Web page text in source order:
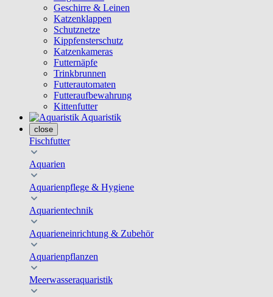
Geschirre & Leinen
Katzenklappen
Schutznetze
Kippfensterschutz
Katzenkameras
Futternäpfe
Trinkbrunnen
Futterautomaten
Futteraufbewahrung
Kittenfutter
Aquaristik
close
Fischfutter
Aquarien
Aquarienpflege & Hygiene
Aquarientechnik
Aquarieneinrichtung & Zubehör
Aquarienpflanzen
Meerwasseraquaristik